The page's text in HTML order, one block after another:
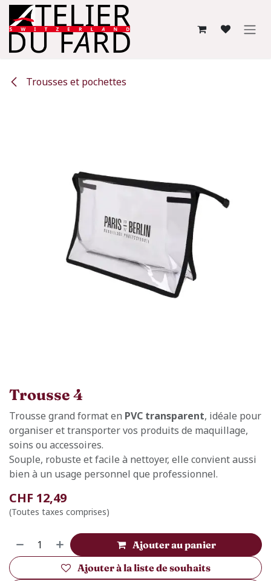
Se rendre au contenu
Trousses et pochettes
Trousse 4
Trousse grand format en PVC transparent, idéale pour
organiser et transporter vos produits de maquillage,
soins ou accessoires.
Souple, robuste et facile à nettoyer, elle convient aussi
bien à un usage personnel que professionnel.
CHF 12,49
(Toutes taxes comprises)
Ajouter au panier
Ajouter à la liste de souhaits